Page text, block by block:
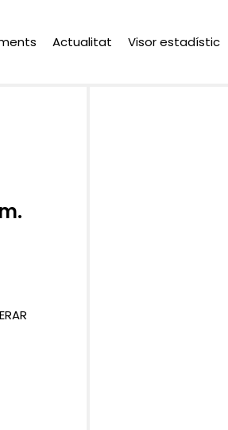
Actualitat Visor estadístic